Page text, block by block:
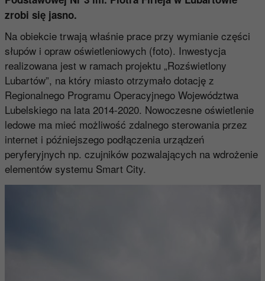
zrobi się jasno.
Na obiekcie trwają właśnie prace przy wymianie części
słupów i opraw oświetleniowych (foto). Inwestycja
realizowana jest w ramach projektu „Rozświetlony
Lubartów”, na który miasto otrzymało dotację z
Regionalnego Programu Operacyjnego Województwa
Lubelskiego na lata 2014-2020. Nowoczesne oświetlenie
ledowe ma mieć możliwość zdalnego sterowania przez
internet i późniejszego podłączenia urządzeń
peryferyjnych np. czujników pozwalających na wdrożenie
elementów systemu Smart City.